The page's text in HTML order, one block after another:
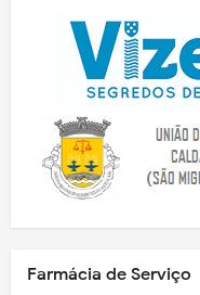
Farmácia de Serviço